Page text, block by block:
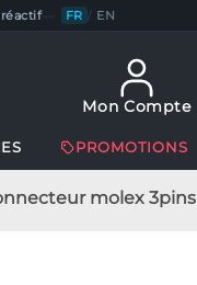
— FR / EN
Mon Compte
PROMOTIONS
molex 3pins